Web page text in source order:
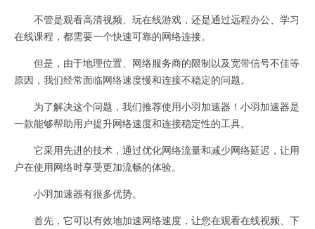
不管是观看高清视频、玩在线游戏，还是通过远程办公、学习
在线课程，都需要一个快速可靠的网络连接。
但是，由于地理位置、网络服务商的限制以及宽带信号不佳等
原因，我们经常面临网络速度慢和连接不稳定的问题。
为了解决这个问题，我们推荐使用小羽加速器！小羽加速器是
一款能够帮助用户提升网络速度和连接稳定性的工具。
它采用先进的技术，通过优化网络流量和减少网络延迟，让用
户在使用网络时享受更加流畅的体验。
小羽加速器有很多优势。
首先，它可以有效地加速网络速度，让您在观看在线视频、下